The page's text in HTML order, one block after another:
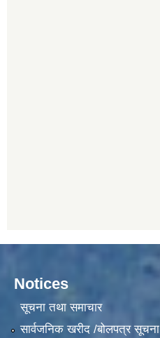
Notices
सूचना तथा समाचार
सार्वजनिक खरीद /बोलपत्र सूचना